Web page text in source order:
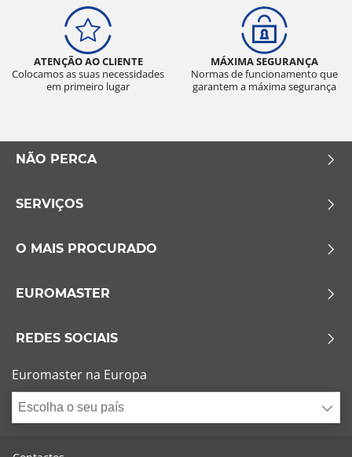
Tipo de veículo
Todos os tipos (0)
Ligeiro (0)
Comercial (0)
Esvaziamento limitado
Sem esvaziamento limitado (0)
Mais opções
ATENÇÃO AO CLIENTE
Colocamos as suas necessidades
em primeiro lugar
MÁXIMA SEGURANÇA
Normas de funcionamento que
garantem a máxima segurança
NÃO PERCA
SERVIÇOS
O MAIS PROCURADO
EUROMASTER
REDES SOCIAIS
Euromaster na Europa
Escolha o seu país